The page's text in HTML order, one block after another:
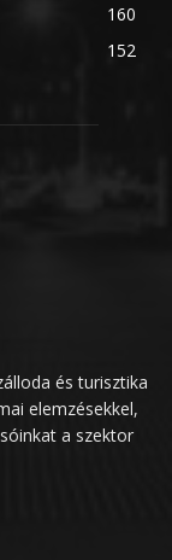
160
152
és turisztika
elemzésekkel,
a szektor